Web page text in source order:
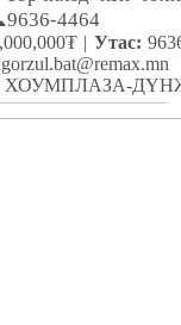
4464
| Утас:
ХОУМПЛАЗА-